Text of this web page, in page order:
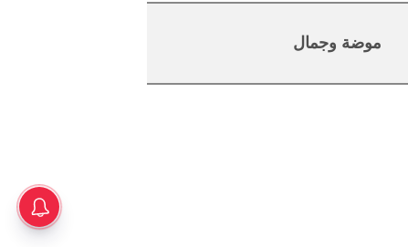
موضة وجمال